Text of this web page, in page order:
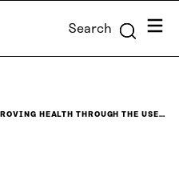
Search Menu
HEALTH THROUGH THE USE…